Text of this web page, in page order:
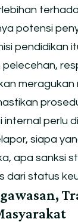
potensi
pendidikan
pelecehan,
meragukan
internal perlu
siapa
apa sanksi
dari status